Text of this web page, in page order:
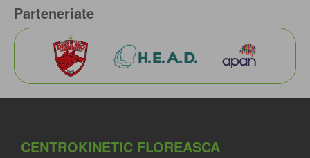
Parteneriate
CENTROKINETIC FLOREASCA